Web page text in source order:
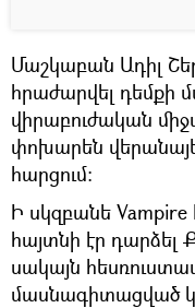
Մաշկաբան Ադիլ
հրաժարվել դեմքի
վիրաբուժական
փոխարեն
հարցում։
Ի սկզբանե Vampire
հայտնի էր դարձել
սակայն
մասնագիտացված